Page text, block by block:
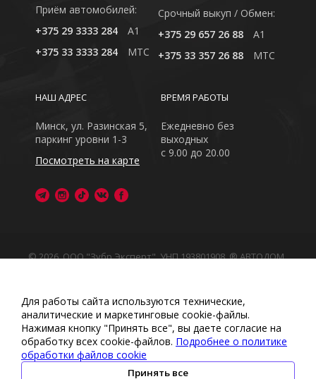
Приём автомобилей:
+375 29 3333 284
A1
+375 33 3333 284
MTC
Cрочный выкуп / Обмен:
+375 29 657 26 88
A1
+375 33 357 26 88
MTC
ВРЕМЯ РАБОТЫ
Ежедневно без
выходных
с 9.00 до 20.00
НАШ АДРЕС
Минск, ул. Разинская 5,
паркинг уровни 1-3
Посмотреть на карте
© 2026, ООО "Зубр Эксперт", УНП 193801908. ® АВТОДОМ
Обращаем Ваше внимание на то, что данный интернет-
сайт носит исключительно информационный характер
Любое использование либо копирование материалов
или подборки материалов сайта, элементов дизайна и
оформления запрещено
Политика обработки персональных данных
обработки файлов cookie•Политика видеонаблюдения
Для работы сайта используются технические,
аналитические и маркетинговые сооkіе-файлы.
Нажимая кнопку "Принять все", вы даете согласие на
обработку всех cookie-файлов. Подробнее о политике
обработки файлов cookie
Принять все